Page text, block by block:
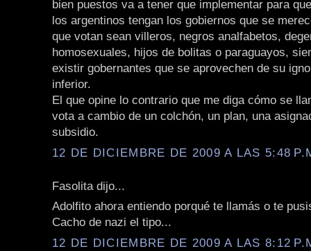
bien puestos va a tener que implementar para
los argentinos tengan los gobiernos que se
que votan sean villeros, negros analfabetos,
homosexuales, hijos de bolitas o paraguayos,
existir gobernantes que se aprovechen de su
inferior.
El que opine lo contrario que me diga cómo se
vota a cambio de un colchón, un plan, una
subsidio.
12 DE DICIEMBRE DE 2009 A LAS 5:48
Fasolita dijo...
Adolfito ahora entiendo porqué te llamás o te
Cacho de nazi el tipo...
12 DE DICIEMBRE DE 2009 A LAS 8:12